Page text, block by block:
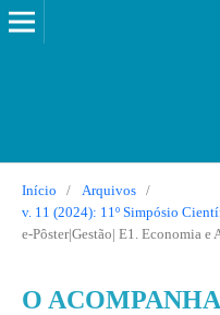
Início / Arquivos
/
v. 11 (2024): 11º Simpósio
e-Pôster|Gestão| E1. Economia e
O